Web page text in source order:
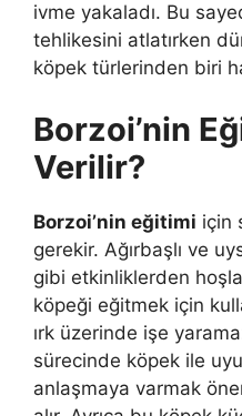
ivme yakaladı. Bu
tehlikesini atlatırken
köpek türlerinden biri
Borzoi’nin
Verilir?
Borzoi’nin eğitimi için
gerekir. Ağırbaşlı ve
gibi etkinliklerden
köpeği eğitmek için
ırk üzerinde işe
sürecinde köpek ile
anlaşmaya varmak